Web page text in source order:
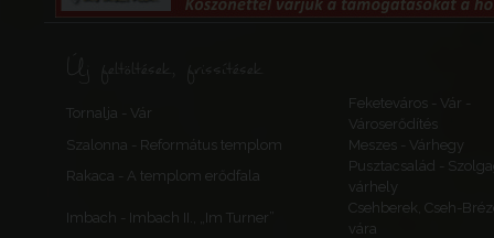
Új feltöltések, frissítések
Tornalja - Vár
Feketeváros - Vár -
Városerődítés
Szalonna - Református templom
Meszes - Várhegy
Rakaca - A templom erődfala
Pusztacsalád -
várhely
Imbach - Imbach II., „Im Turner”
Csehberek, Cseh-
vára